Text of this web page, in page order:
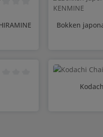
: Entrez la
moyenne de 0 sur 5 étoiles
Bokken
de 0 sur 5 étoiles